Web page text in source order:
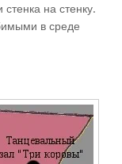
на стенку.
в среде